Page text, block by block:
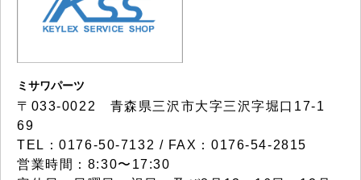
ミサワパーツ
〒033-0022 青森県三沢市大字三沢字堀口17-1
69
TEL：0176-50-7132 / FAX：0176-54-2815
営業時間：8:30〜17:30